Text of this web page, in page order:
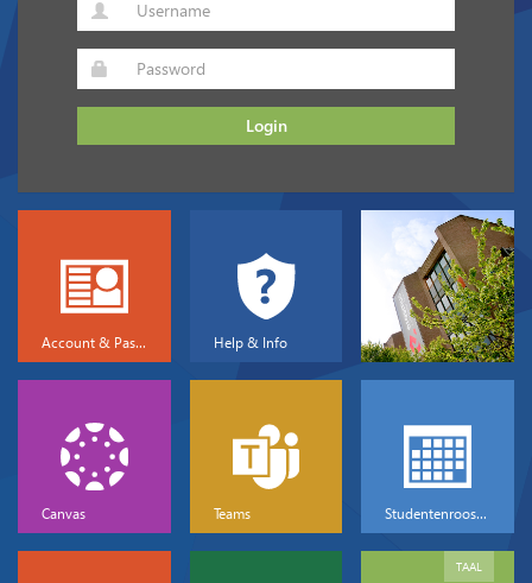
Login
Account & Password Help & Info
Canvas Teams Studentenrooster
TAAL